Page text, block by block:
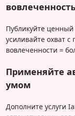
Публикуйте ценный
усиливайте охват
вовлеченности =
Применяйте
умом
Дополните услуги